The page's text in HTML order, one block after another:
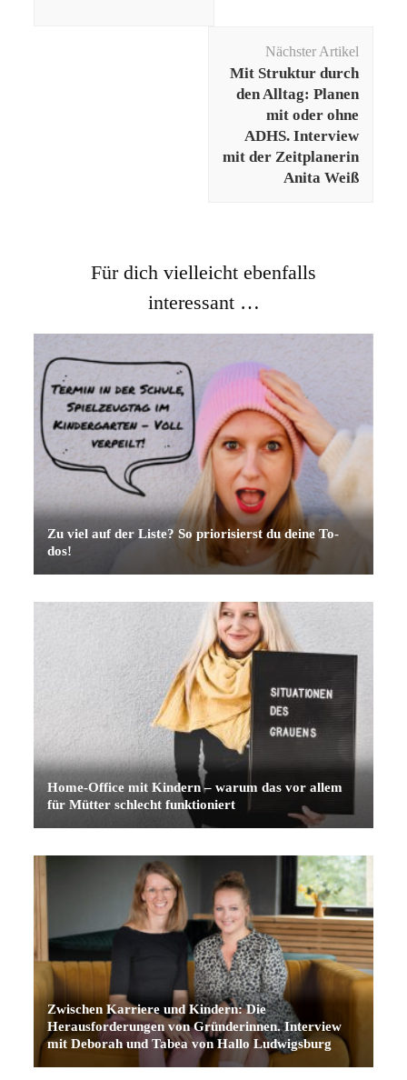
Nächster Artikel
Mit Struktur durch
den Alltag: Planen
mit oder ohne
ADHS. Interview
mit der Zeitplanerin
Anita Weiß
Für dich vielleicht ebenfalls
interessant …
Zu viel auf der Liste? So priorisierst du deine To-
dos!
Home-Office mit Kindern – warum das vor allem
für Mütter schlecht funktioniert
Zwischen Karriere und Kindern: Die
Herausforderungen von Gründerinnen. Interview
mit Deborah und Tabea von Hallo Ludwigsburg